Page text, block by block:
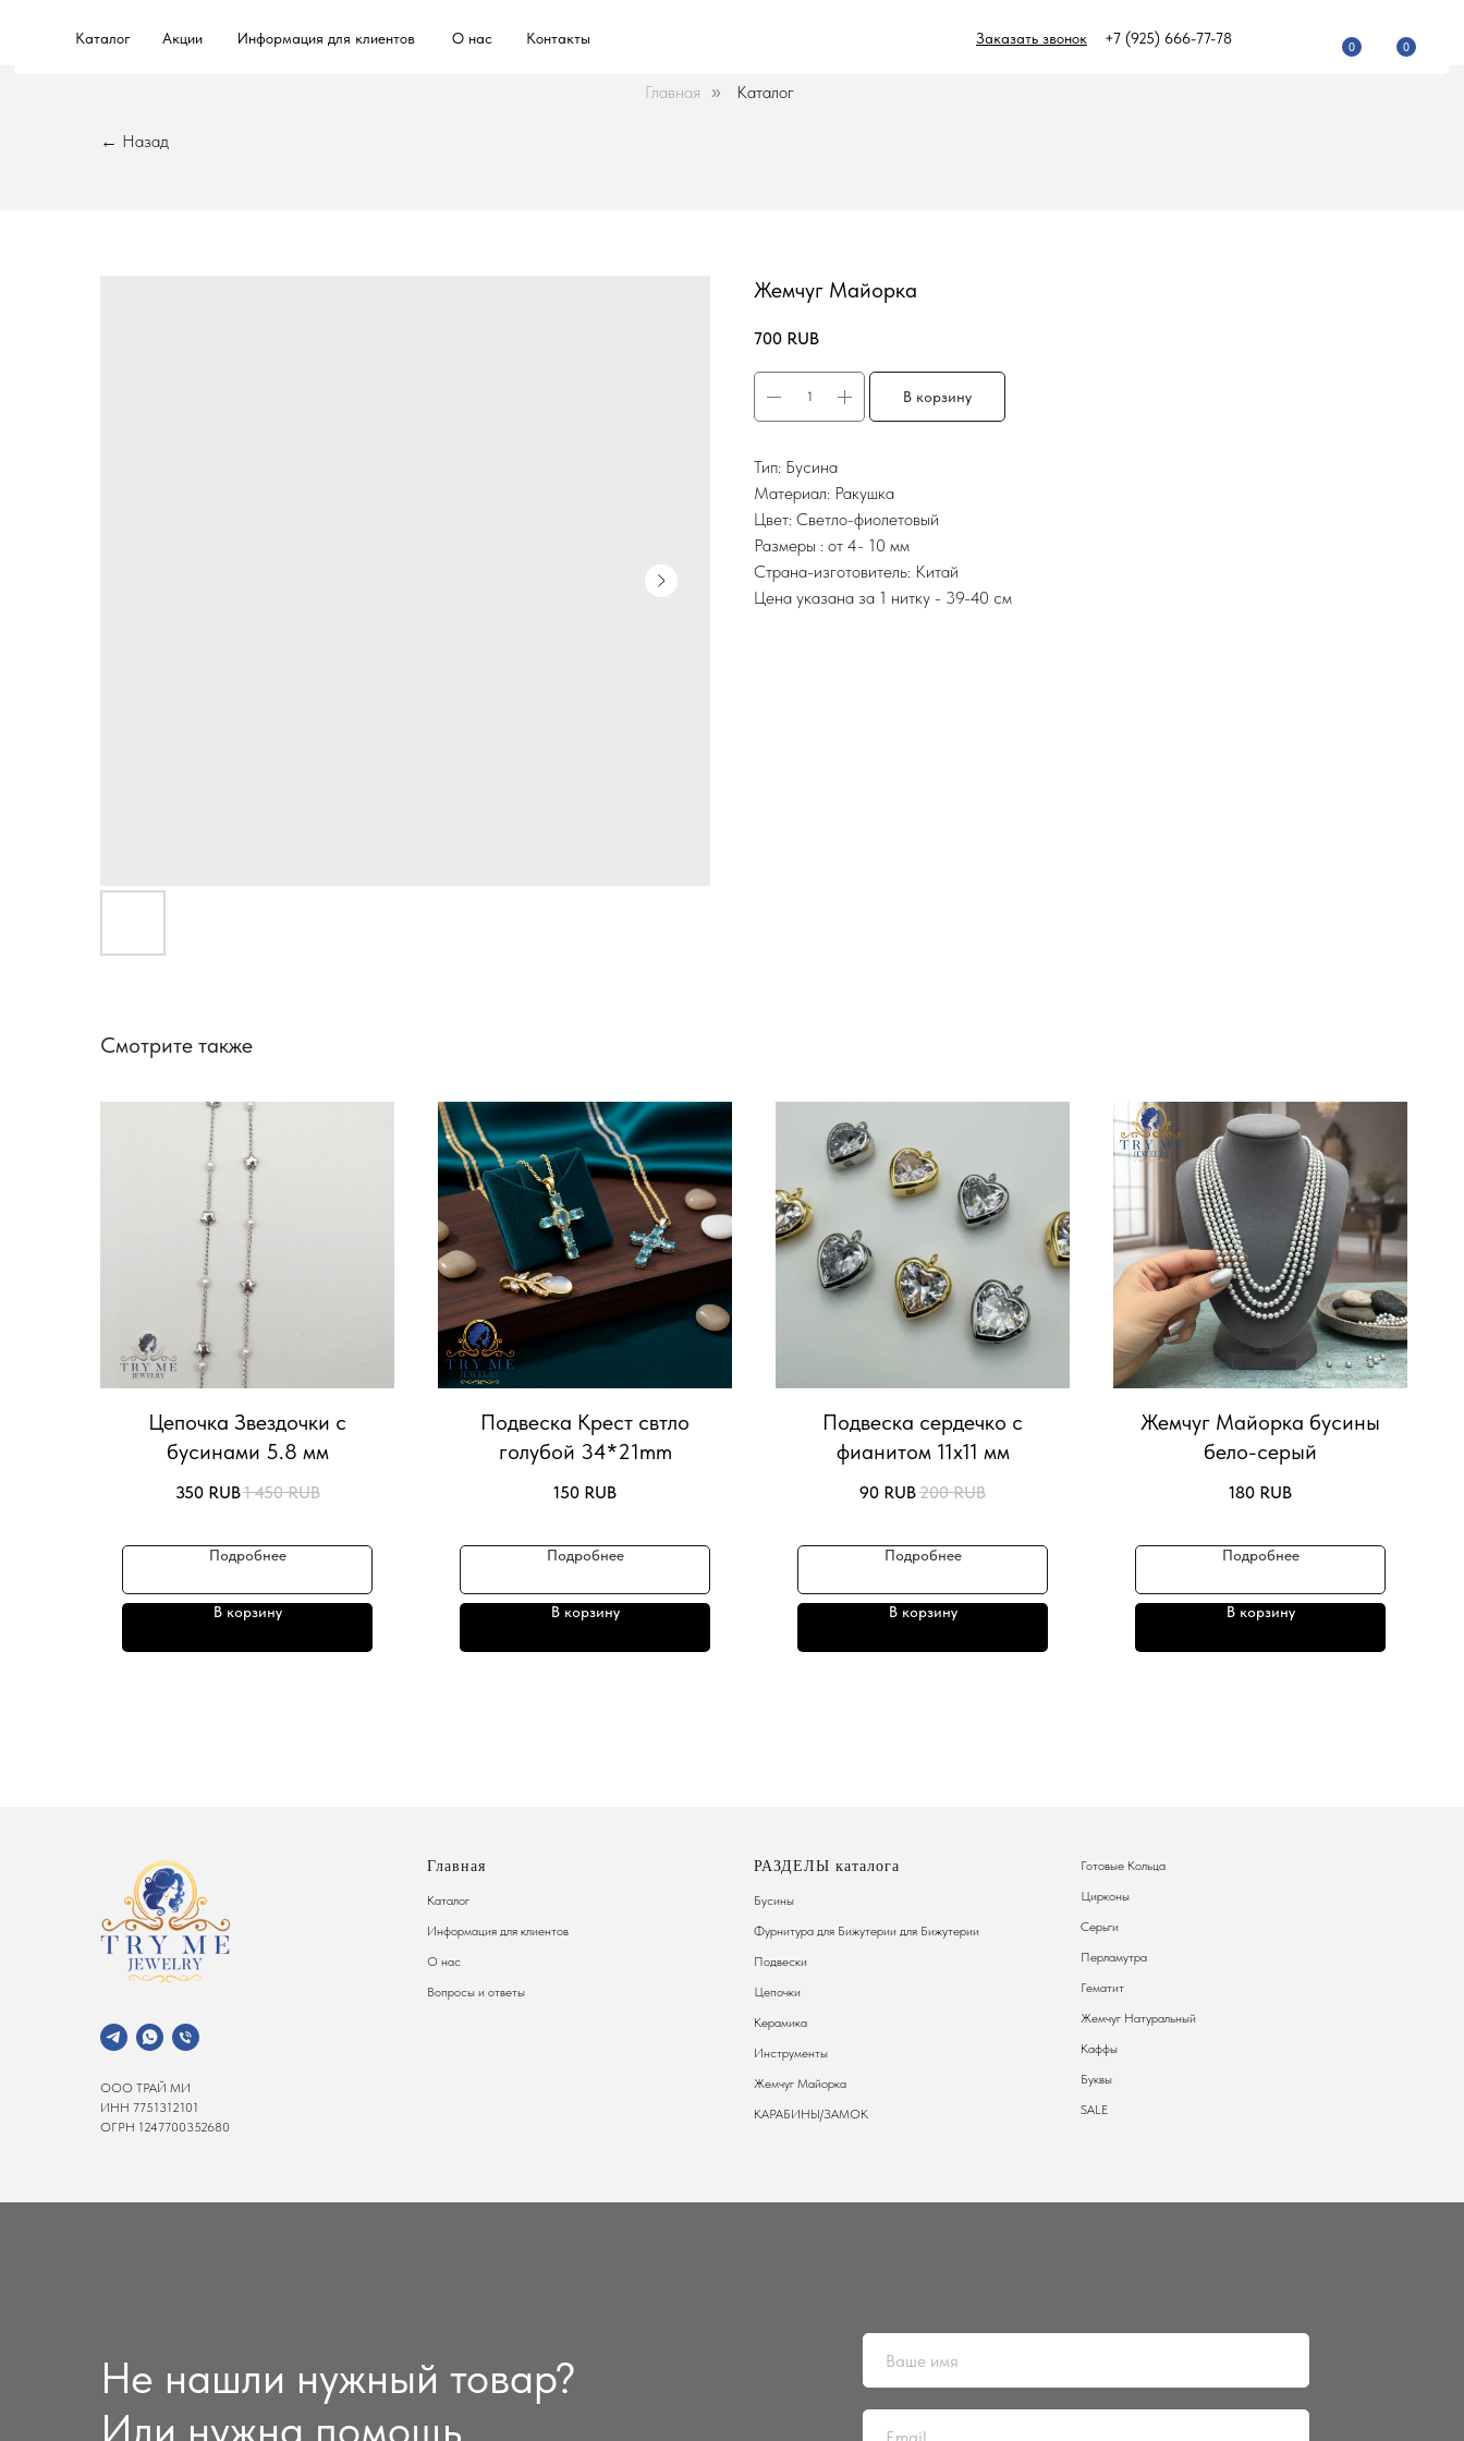
Каталог Акции Информация для клиентов О нас Контакты +7 (925) 666-77-78
Заказать звонок
0 0
Главная » Каталог
← Назад
Жемчуг Майорка
700 RUB
В корзину
Тип: Бусина
Материал: Ракушка
Цвет: Светло-фиолетовый
Размеры : от 4- 10 мм
Страна-изготовитель: Китай
Цена указана за 1 нитку - 39-40 см
Смотрите также
Цепочка Звездочки с
бусинами 5.8 мм
350 RUB1 450 RUB
Подробнее
В корзину
Подвеска Крест свтло
голубой 34*21mm
150 RUB
Подробнее
В корзину
Подвеска сердечко с
фианитом 11х11 мм
90 RUB200 RUB
Подробнее
В корзину
Жемчуг Майорка бусины
бело-серый
180 RUB
Подробнее
В корзину
ООО ТРАЙ МИ
ИНН 7751312101
ОГРН 1247700352680
Главная
Каталог
Информация для клиентов
О нас
Вопросы и ответы
РАЗДЕЛЫ каталога
Бусины
Фурнитура для Бижутерии для Бижутерии
Подвески
Цепочки
Керамика
Инструменты
Жемчуг Майорка
КАРАБИНЫ/ЗАМОК
Готовые Кольца
Цирконы
Серьги
Перламутра
Гематит
Жемчуг Натуральный
Каффы
Буквы
SALE
Не нашли нужный товар?